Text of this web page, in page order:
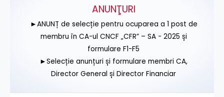
ANUNŢURI
►ANUNȚ de selecție pentru ocuparea a 1 post de
membru în CA-ul CNCF „CFR” – SA - 2025 și
formulare F1-F5
►Selecție anunțuri și formulare membri CA,
Director General și Director Financiar